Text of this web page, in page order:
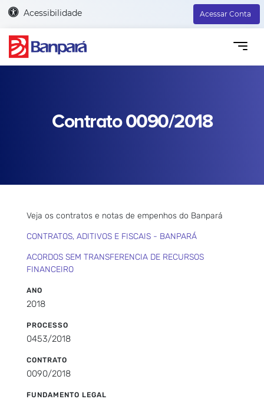
Acessibilidade Acessar Conta
Contrato 0090/2018
Veja os contratos e notas de empenhos do Banpará
CONTRATOS, ADITIVOS E FISCAIS - BANPARÁ
ACORDOS SEM TRANSFERENCIA DE RECURSOS
FINANCEIRO
ANO
2018
PROCESSO
0453/2018
CONTRATO
0090/2018
FUNDAMENTO LEGAL